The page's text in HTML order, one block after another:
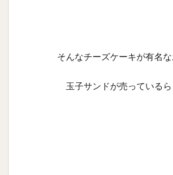
そんなチーズケーキが有名な
玉子サンドが売っているら